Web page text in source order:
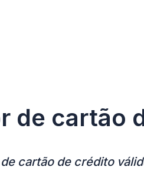
de cartão
cartão de crédito